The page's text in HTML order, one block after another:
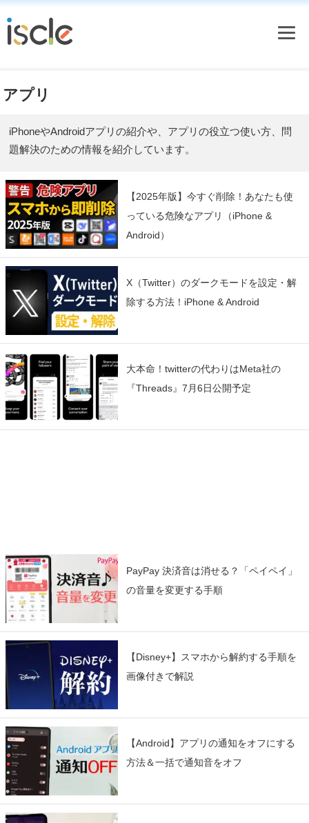
アプリ
iPhoneやAndroidアプリの紹介や、アプリの役立つ使い方、問
題解決のための情報を紹介しています。
【2025年版】今すぐ削除！あなたも使
っている危険なアプリ（iPhone &
Android）
X（Twitter）のダークモードを設定・解
除する方法！iPhone & Android
大本命！twitterの代わりはMeta社の
『Threads』7月6日公開予定
PayPay 決済音は消せる？「ペイペイ」
の音量を変更する手順
【Disney+】スマホから解約する手順を
画像付きで解説
【Android】アプリの通知をオフにする
方法＆一括で通知音をオフ